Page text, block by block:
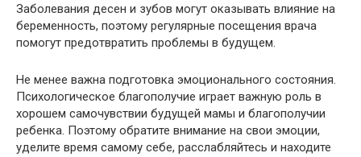
Заболевания десен и зубов могут оказывать влияние на
беременность, поэтому регулярные посещения врача
помогут предотвратить проблемы в будущем.
Не менее важна подготовка эмоционального состояния.
Психологическое благополучие играет важную роль в
хорошем самочувствии будущей мамы и благополучии
ребенка. Поэтому обратите внимание на свои эмоции,
уделите время самому себе, расслабляйтесь и находите